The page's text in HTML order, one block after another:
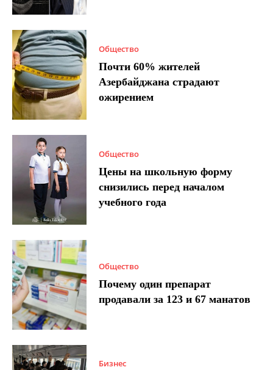
Общество
Почти 60% жителей
Азербайджана страдают
ожирением
Общество
Цены на школьную форму
снизились перед началом
учебного года
Общество
Почему один препарат
продавали за 123 и 67 манатов
Бизнес